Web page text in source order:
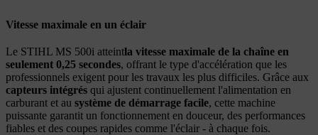
Vitesse maximale en un éclair
Le STIHL MS 500i atteintla vitesse maximale de la chaîne en
seulement 0,25 secondes, offrant le type d'accélération que les
professionnels exigent pour les travaux les plus difficiles. Grâce aux
capteurs intégrés qui ajustent continuellement l'alimentation en
carburant et au système de démarrage facile, cette machine
puissante garantit un fonctionnement en douceur, des performances
fiables et des coupes rapides comme l'éclair - à chaque fois.